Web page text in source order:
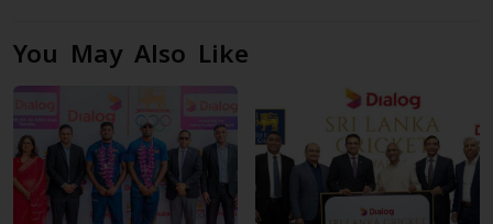
You May Also Like